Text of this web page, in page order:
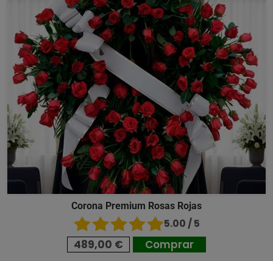
Corona Premium Rosas Rojas
5.00 / 5
489,00 € Comprar